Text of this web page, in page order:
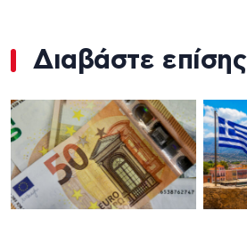
Διαβάστε επίσης